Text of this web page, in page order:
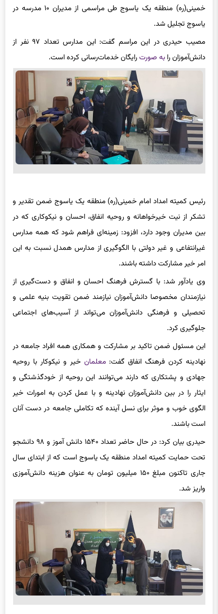
یاسوج تجلیل شد.
دانش‌آموزان رابه صورت رایگان خدمات‌رسانی کرده است.
تشکر از نیت خیرخواهانه و روحیه انفاق، احسان و نیکوکاری که در
بین مدیران وجود دارد، افزود: زمینه‌ای فراهم شود که همه مدارس
غیرانتفاعی و غیر دولتی با الگوگیری از مدارس همدل نسبت به این
امر خیر مشارکت داشته باشند.
وی یادآور شد: با گسترش فرهنگ احسان و انفاق و دست‌گیری از
نیازمندان مخصوصا دانش‌آموزان نیازمند ضمن تقویت بنیه علمی و
تحصیلی و فرهنگی دانش‌آموزان می‌تواند از آسیب‌های اجتماعی
جلوگیری کرد.
این مسئول ضمن تاکید بر مشارکت و همکاری همه افراد جامعه در
نهادینه کردن فرهنگ انفاق گفت:معلمانخیر و نیکوکار با روحیه
جهادی و پشتکاری که دارند می‌توانند این روحیه از خودگذشتگی و
ایثار را در بین دانش‌آموزان نهادینه و با عمل کردن به امورات خیر
الگوی خوب و موثر برای نسل آینده که تکاملی جامعه در دست آنان
است باشند.
تحت حمایت کمیته امداد منطقه یک یاسوج است که از ابتدای سال
جاری تاکنون مبلغ ۱۵۰ میلیون تومان به عنوان هزینه دانش‌آموزی
واریز شد.